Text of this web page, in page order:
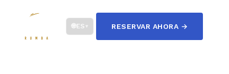
🌐ES ▾ RESERVAR AHORA →